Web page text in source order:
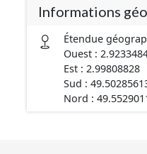
Informations
Étendue
Ouest :
Est : 2.99808828
Sud :
Nord :